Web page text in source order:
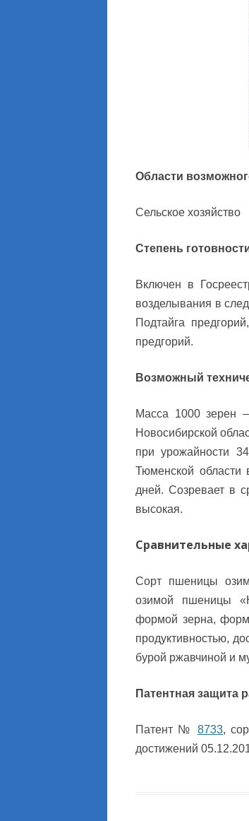
Области
Сельское хозяйство
Степень
Включен в
возделывания в
Подтайга
предгорий.
Возможный
Масса 1000 зерен
Новосибирской
при урожайности
Тюменской
дней. Созревает в
высокая.
Сравнительные
Сорт пшеницы
озимой пшеницы
формой зерна,
продуктивностью,
бурой ржавчиной и
Патентная защита
Патент № 8733,
достижений